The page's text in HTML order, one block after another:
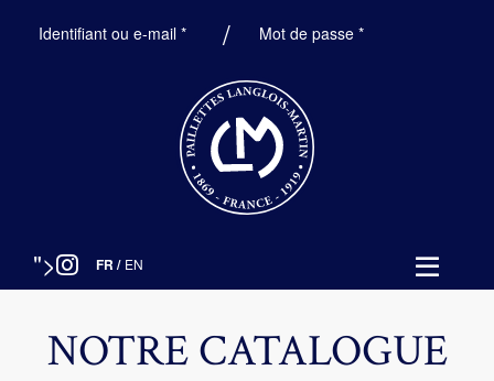
Identifiant ou e-mail *ObligatoireMot de passe*Obligatoire
"> FR / EN
NOTRE CATALOGUE